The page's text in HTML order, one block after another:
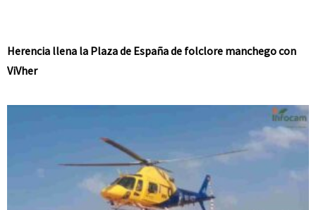
Herencia llena la Plaza de España de folclore manchego con
ViVher